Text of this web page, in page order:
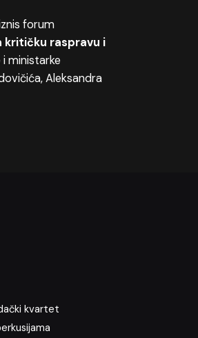
forum
kritičku raspravu i
ministarke
Aleksandra
kvartet